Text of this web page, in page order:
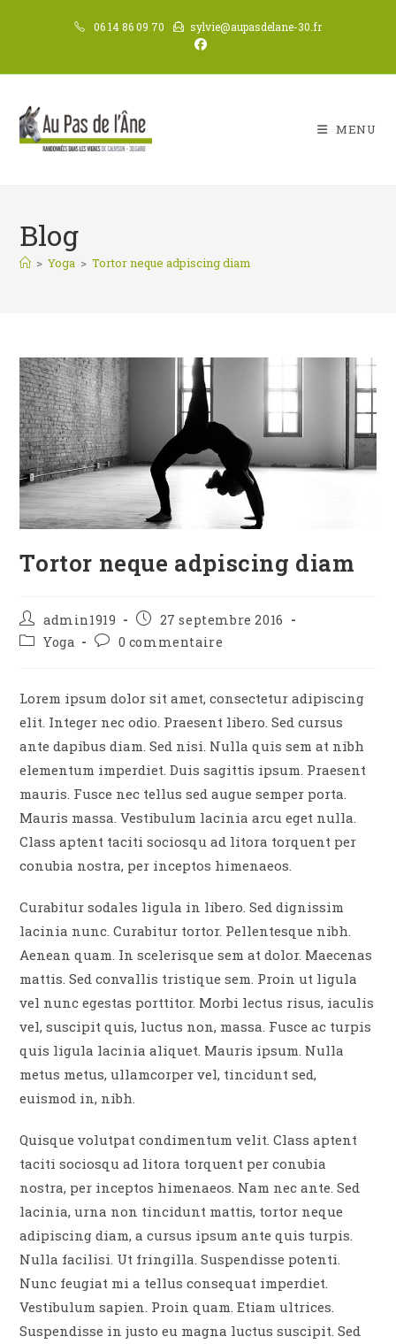
06 14 86 09 70 sylvie@aupasdelane-30.fr
MENU
Blog
> Yoga > Tortor neque adpiscing diam
Tortor neque adpiscing diam
Auteur/autrice
de
la
admin1919
Publication
publiée :
27 septembre 2016
PostYoga
Commentaires
publication :
0 commentaire
Lorem ipsum dolor sit amet, consectetur adipiscing
elit. Integer nec odio. Praesent libero. Sed cursus
ante dapibus diam. Sed nisi. Nulla quis sem at nibh
elementum imperdiet. Duis sagittis ipsum. Praesent
mauris. Fusce nec tellus sed augue semper porta.
Mauris massa. Vestibulum lacinia arcu eget nulla.
Class aptent taciti sociosqu ad litora torquent per
conubia nostra, per inceptos himenaeos.
Curabitur sodales ligula in libero. Sed dignissim
lacinia nunc. Curabitur tortor. Pellentesque nibh.
Aenean quam. In scelerisque sem at dolor. Maecenas
mattis. Sed convallis tristique sem. Proin ut ligula
vel nunc egestas porttitor. Morbi lectus risus, iaculis
vel, suscipit quis, luctus non, massa. Fusce ac turpis
quis ligula lacinia aliquet. Mauris ipsum. Nulla
metus metus, ullamcorper vel, tincidunt sed,
euismod in, nibh.
Quisque volutpat condimentum velit. Class aptent
taciti sociosqu ad litora torquent per conubia
nostra, per inceptos himenaeos. Nam nec ante. Sed
lacinia, urna non tincidunt mattis, tortor neque
adipiscing diam, a cursus ipsum ante quis turpis.
Nulla facilisi. Ut fringilla. Suspendisse potenti.
Nunc feugiat mi a tellus consequat imperdiet.
Vestibulum sapien. Proin quam. Etiam ultrices.
Suspendisse in justo eu magna luctus suscipit. Sed